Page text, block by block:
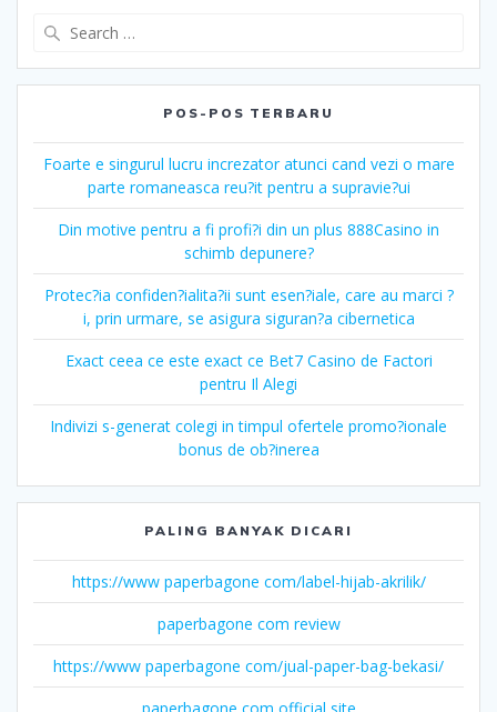
POS-POS TERBARU
Foarte e singurul lucru increzator atunci cand vezi o mare
parte romaneasca reu?it pentru a supravie?ui
Din motive pentru a fi profi?i din un plus 888Casino in
schimb depunere?
Protec?ia confiden?ialita?ii sunt esen?iale, care au marci ?
i, prin urmare, se asigura siguran?a cibernetica
Exact ceea ce este exact ce Bet7 Casino de Factori
pentru Il Alegi
Indivizi s-generat colegi in timpul ofertele promo?ionale
bonus de ob?inerea
PALING BANYAK DICARI
https://www paperbagone com/label-hijab-akrilik/
paperbagone com review
https://www paperbagone com/jual-paper-bag-bekasi/